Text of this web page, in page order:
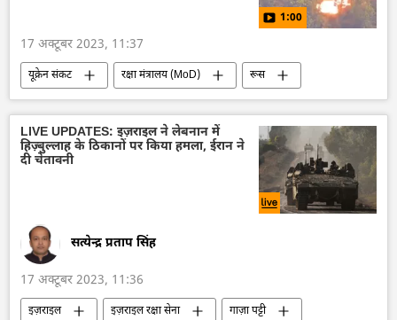
1:00
17 अक्टूबर 2023, 11:37
यूक्रेन संकट रक्षा मंत्रालय (MoD)
रूस
विशेष सैन्य अभियान
रूसी सेना
रूसी सैन्य तकनीक
सैन्य तकनीक
सैन्य प्रौद्योगिकी
सैन्य सहायता
LIVE UPDATES: इज़राइल ने लेबनान में
हिज़्बुल्लाह के ठिकानों पर किया हमला, ईरान ने
दी चेतावनी
सत्येन्द्र प्रताप सिंह
17 अक्टूबर 2023, 11:36
इज़राइल इज़राइल रक्षा सेना
गाज़ा पट्टी